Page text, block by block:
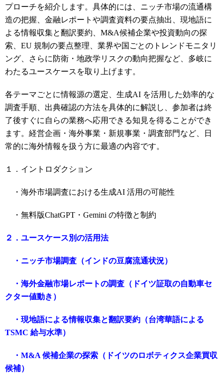
プローチを紹介します。具体的には、ニッチ市場の流通構
造の把握、金融レポートや調査資料の要点抽出、現地語に
よる情報収集と翻訳要約、M&A候補企業や投資動向の探
索、EU 規制の要点整理、業界や国ごとのトレンドモニタリ
ング、さらに防衛・地政学リスクの動向把握など、多岐に
わたるユースケースを取り上げます。
各テーマごとに情報源の選定、生成AI を活用した効率的な
調査手順、出典確認の方法を具体的に解説し、参加者は終
了後すぐに自らの業務へ応用できる知見を得ることができ
ます。経営企画・海外事業・新規事業・調査部門など、日
常的に海外情報を扱う方に最適の内容です。
１．イントロダクション
・海外市場調査における生成AI 活用の可能性
・無料版ChatGPT・Gemini の特徴と制約
２．ユースケース別の活用法
・ニッチ市場調査（インドの豆腐流通状況）
・海外金融市場レポートの調査（ドイツ証取の自動車セ
クター値動き）
・現地語による情報収集と翻訳要約（台湾華語による
TSMC 給与水準）
・M&A 候補企業の探索（ドイツのロボティクス企業買収
候補）